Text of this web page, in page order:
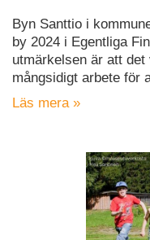
Byn Santtio i
by 2024 i Egentliga
utmärkelsen är att
mångsidigt arbete för
Läs mera »